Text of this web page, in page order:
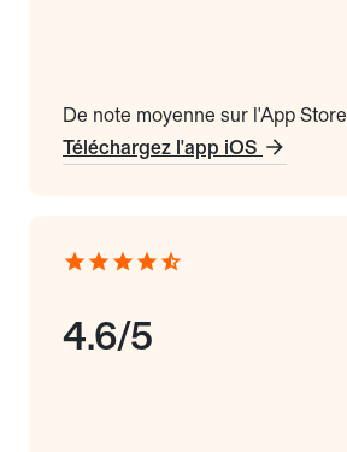
De note moyenne sur l'App Store
Téléchargez l'app iOS
4.6/5